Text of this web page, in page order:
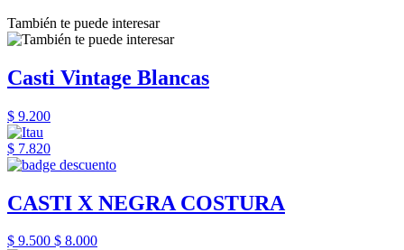
También te puede interesar
Casti Vintage Blancas
$ 9.200
$ 7.820
CASTI X NEGRA COSTURA
$ 9.500 $ 8.000